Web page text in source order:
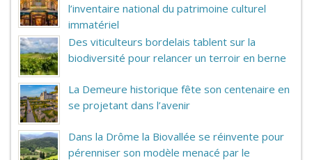
l’inventaire national du patrimoine culturel
immatériel
Des viticulteurs bordelais tablent sur la
biodiversité pour relancer un terroir en berne
La Demeure historique fête son centenaire en
se projetant dans l’avenir
Dans la Drôme la Biovallée se réinvente pour
pérenniser son modèle menacé par le